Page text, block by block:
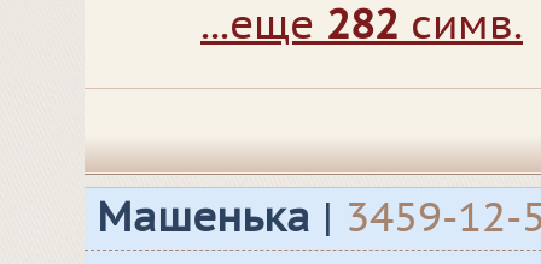
...еще 282 симв.
Машенька | 3459-12-